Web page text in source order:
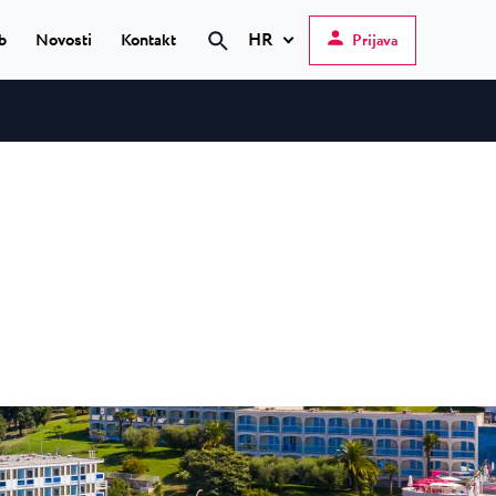
Novosti Kontakt HR Prijava
Pretraži